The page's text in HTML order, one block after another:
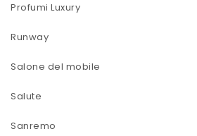
Profumi Luxury
Runway
Salone del mobile
Salute
Sanremo